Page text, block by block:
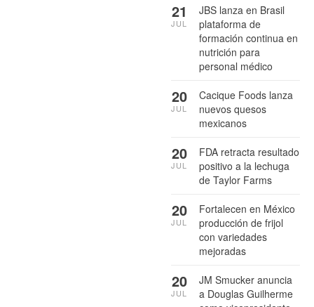
JBS lanza en Brasil
plataforma de
formación continua en
nutrición para
personal médico
21
JUL
Cacique Foods lanza
nuevos quesos
mexicanos
20
JUL
FDA retracta resultado
positivo a la lechuga
de Taylor Farms
20
JUL
Fortalecen en México
producción de frijol
con variedades
mejoradas
20
JUL
JM Smucker anuncia
a Douglas Guilherme
20
JUL